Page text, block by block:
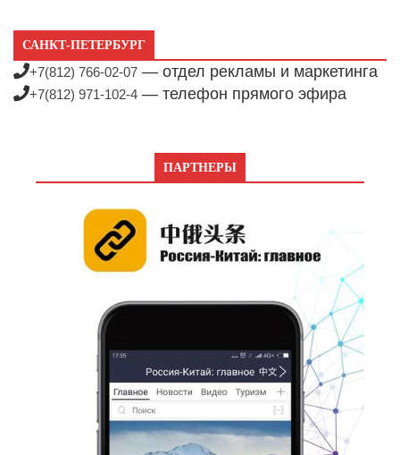
САНКТ-ПЕТЕРБУРГ
+7(812) 766-02-07 — отдел рекламы и маркетинга
+7(812) 971-102-4 — телефон прямого эфира
ПАРТНЕРЫ